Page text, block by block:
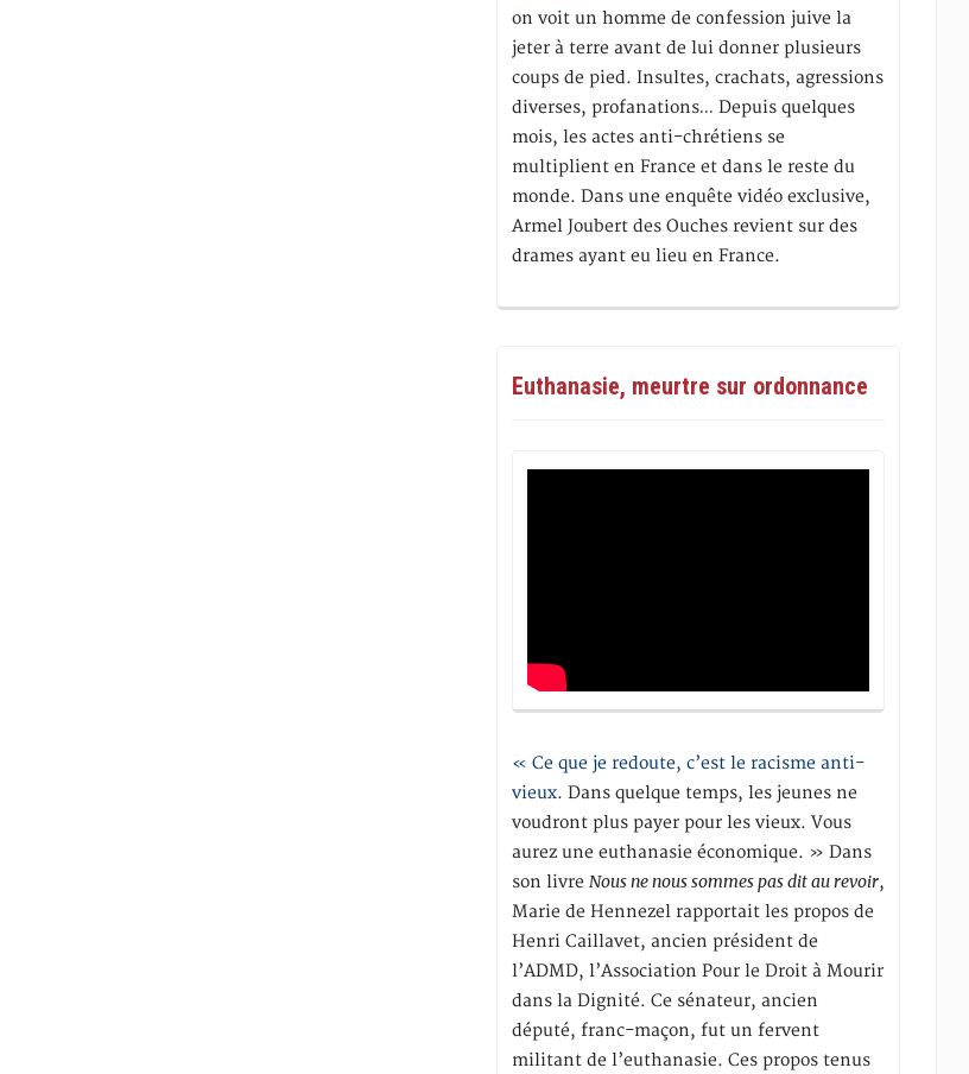
on voit un homme de confession juive la
jeter à terre avant de lui donner plusieurs
coups de pied. Insultes, crachats, agressions
diverses, profanations… Depuis quelques
mois, les actes anti-chrétiens se
multiplient en France et dans le reste du
monde. Dans une enquête vidéo exclusive,
Armel Joubert des Ouches revient sur des
drames ayant eu lieu en France.
Euthanasie, meurtre sur ordonnance
« Ce que je redoute, c’est le racisme anti-
vieux. Dans quelque temps, les jeunes ne
voudront plus payer pour les vieux. Vous
aurez une euthanasie économique. » Dans
son livreNous ne nous sommes pas dit au revoir,
Marie de Hennezel rapportait les propos de
Henri Caillavet, ancien président de
l’ADMD, l’Association Pour le Droit à Mourir
dans la Dignité. Ce sénateur, ancien
député, franc-maçon, fut un fervent
militant de l’euthanasie. Ces propos tenus